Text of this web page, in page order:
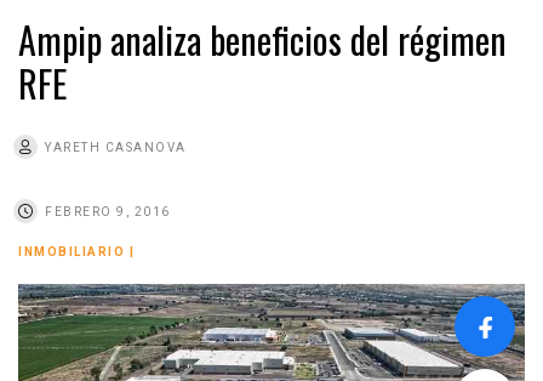
Ampip analiza beneficios del régimen
RFE
YARETH CASANOVA
FEBRERO 9, 2016
INMOBILIARIO